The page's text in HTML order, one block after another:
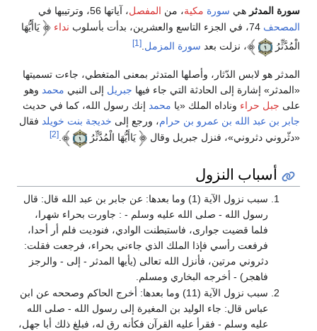
سورة المدثر هي سورة مكية، من المفصل، آياتها 56، وترتيبها في
المصحف
نداء
يَاأَيُّهَا
الْمُدَّثِّرُ
، نزلت بعد سورة المزمل.
[1]
المدثر هو لابس الدّثار، وأصلها المتدثر بمعنى المتغطي، جاءت تسميتها
«المدثر» إشارة إلى الحادثة التي جاء فيها جبريل إلى النبي محمد وهو
على جبل حراء وناداه الملك «يا محمد إنك رسول الله، كما في حديث
جابر بن عبد الله بن عمرو بن حرام، ورجع إلى خديجة بنت خويلد فقال
«دثّروني دثروني»، فنزل جبريل وقال
يَاأَيُّهَا الْمُدَّثِّرُ .
[2]
أسباب النزول
سبب نزول الآية (1) وما بعدها: عن جابر بن عبد الله قال: قال
رسول الله - صلى الله عليه وسلم - : جاورت بحراء شهرا،
فلما قضيت جوارى، فاستبطنت الوادي، فنوديت فلم أر أحدا،
فرفعت رأسي فإذا الملك الذي جاءني بحراء، فرجعت فقلت:
دثروني مرتين، فأنزل الله تعالى (يأيها المدثر - إلى - والرجز
فاهجر) - أخرجه البخاري ومسلم.
سبب نزول الآية (11) وما بعدها: أخرج الحاكم وصححه عن ابن
عباس قال: جاء الوليد بن المغيرة إلى رسول الله - صلى الله
عليه وسلم - فقرأ عليه القرآن فكأنه رق له، فبلغ ذلك أبا جهل،